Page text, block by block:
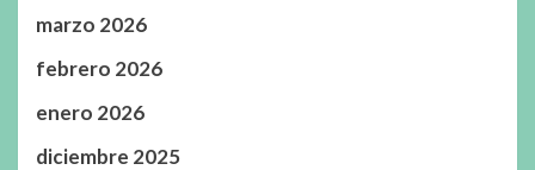
marzo 2026
febrero 2026
enero 2026
diciembre 2025